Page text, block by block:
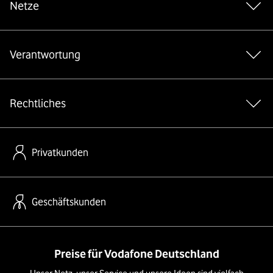
Netze
Verantwortung
Rechtliches
Privatkunden
Geschäftskunden
Preise für Vodafone Deutschland